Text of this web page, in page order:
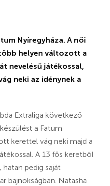
Nyíregyháza. A női
helyen változott a
nevelésű játékossal,
neki az idénynek a
Extraliga következő
a Fatum
kerettel vág neki majd a
A 13 fős keretből
pedig saját
bajnokságban. Natasha